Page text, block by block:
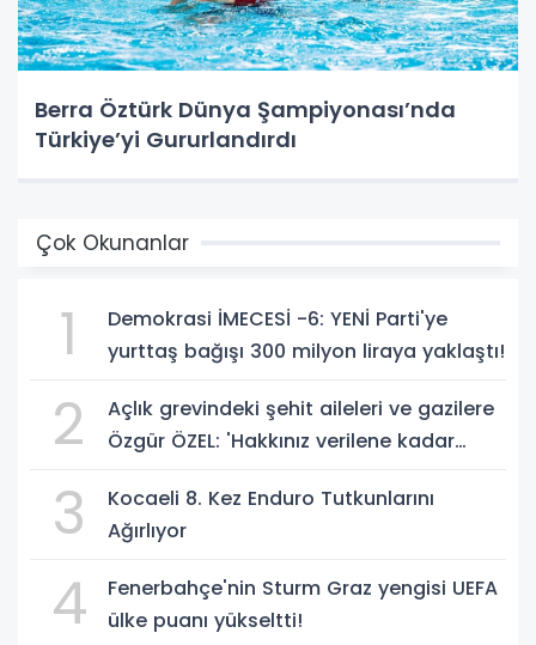
Berra Öztürk Dünya Şampiyonası’nda
Türkiye’yi Gururlandırdı
Çok Okunanlar
1
Demokrasi İMECESİ -6: YENİ Parti'ye
yurttaş bağışı 300 milyon liraya yaklaştı!
2
Açlık grevindeki şehit aileleri ve gazilere
Özgür ÖZEL: 'Hakkınız verilene kadar
3
Kocaeli 8. Kez Enduro Tutkunlarını
Ağırlıyor
4
Fenerbahçe'nin Sturm Graz yengisi UEFA
ülke puanı yükseltti!